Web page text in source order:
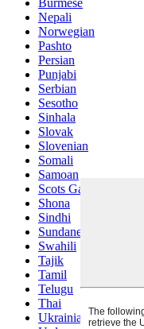
Nepali
Norwegian
Pashto
Persian
Punjabi
Serbian
Sesotho
Sinhala
Slovak
Slovenian
Somali
Samoan
Scots Gaelic
Shona
Sindhi
Sundanese
Swahili
Tajik
Tamil
Telugu
Thai
Ukrainian